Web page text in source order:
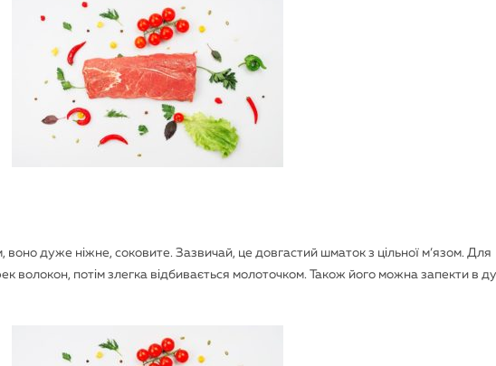
воно дуже ніжне, соковите. Зазвичай, це довгастий шматок з цільної м’язом. Для
волокон, потім злегка відбивається молоточком. Також його можна запекти в